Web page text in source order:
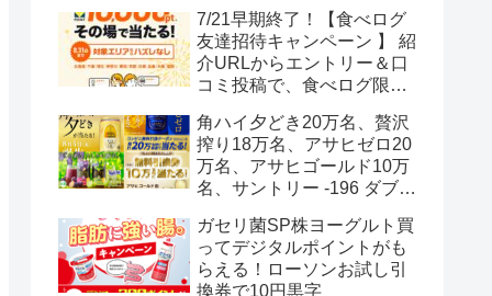
ボール12.3万名
7/21早期終了！【食べログ
友達招待キャンペーン 】 紹
介URLからエントリー＆口
コミ投稿で、食べログ限定
トがもらえる
角ハイ夕どき20万名、贅沢
搾り18万名、アサヒゼロ20
万名、アサヒゴールド10万
名、サントリー -196 ダブル
ガセリ菌SP株ヨーグルト買
ってデジタルポイントがも
らえる！ローソンお試し引
換券で10円黒字